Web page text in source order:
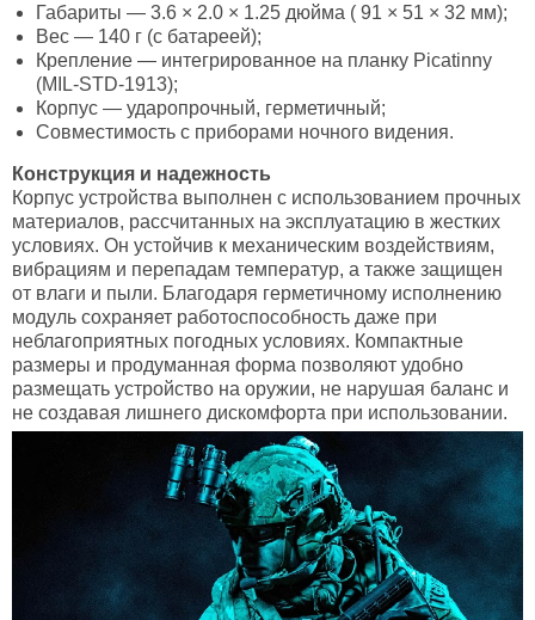
Габариты — 3.6 × 2.0 × 1.25 дюйма ( 91 × 51 × 32 мм);
Вес — 140 г (с батареей);
Крепление — интегрированное на планку Picatinny
(MIL-STD-1913);
Корпус — ударопрочный, герметичный;
Совместимость с приборами ночного видения.
Конструкция и надежность
Корпус устройства выполнен с использованием прочных
материалов, рассчитанных на эксплуатацию в жестких
условиях. Он устойчив к механическим воздействиям,
вибрациям и перепадам температур, а также защищен
от влаги и пыли. Благодаря герметичному исполнению
модуль сохраняет работоспособность даже при
неблагоприятных погодных условиях. Компактные
размеры и продуманная форма позволяют удобно
размещать устройство на оружии, не нарушая баланс и
не создавая лишнего дискомфорта при использовании.